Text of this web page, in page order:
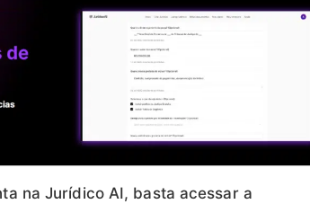
na Jurídico AI, basta acessar a